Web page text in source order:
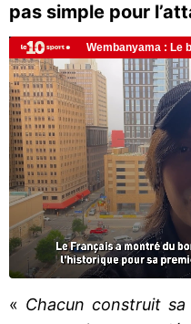
pas simple pour
« Chacun construit